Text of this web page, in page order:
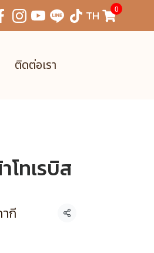
TH 0
ติดต่อเรา
ทเรบิส
กี แชร์